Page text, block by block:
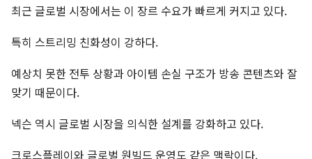
최근 글로벌 시장에서는 이 장르 수요가 빠르게 커지고 있다.
특히 스트리밍 친화성이 강하다.
예상치 못한 전투 상황과 아이템 손실 구조가 방송 콘텐츠와 잘
맞기 때문이다.
넥슨 역시 글로벌 시장을 의식한 설계를 강화하고 있다.
크로스플레이와 글로벌 원빌드 운영도 같은 맥락이다.